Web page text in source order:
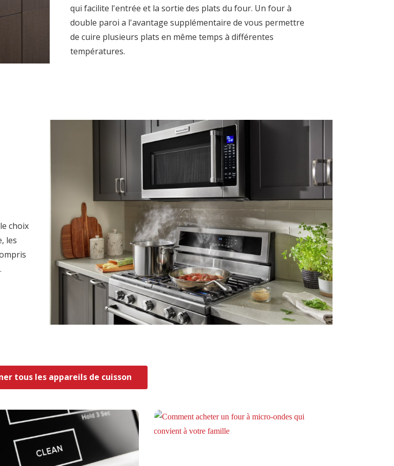
qui facilite l'entrée et la sortie des plats du four. Un four à
double paroi a l'avantage supplémentaire de vous permettre
de cuire plusieurs plats en même temps à différentes
températures.
choix
les
tous les appareils de cuisson